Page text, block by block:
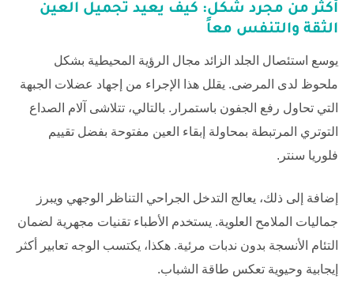
أكثر من مجرد شكل: كيف يعيد تجميل العين
الثقة والتنفس معاً
يوسع استئصال الجلد الزائد مجال الرؤية المحيطية بشكل
ملحوظ لدى المرضى. يقلل هذا الإجراء من إجهاد عضلات الجبهة
التي تحاول رفع الجفون باستمرار. بالتالي، تتلاشى آلام الصداع
التوتري المرتبطة بمحاولة إبقاء العين مفتوحة بفضل تقييم
فلوريا سنتر .
إضافة إلى ذلك، يعالج التدخل الجراحي التناظر الوجهي ويبرز
جماليات الملامح العلوية. يستخدم الأطباء تقنيات مجهرية لضمان
التئام الأنسجة بدون ندبات مرئية. هكذا، يكتسب الوجه تعابير أكثر
إيجابية وحيوية تعكس طاقة الشباب.